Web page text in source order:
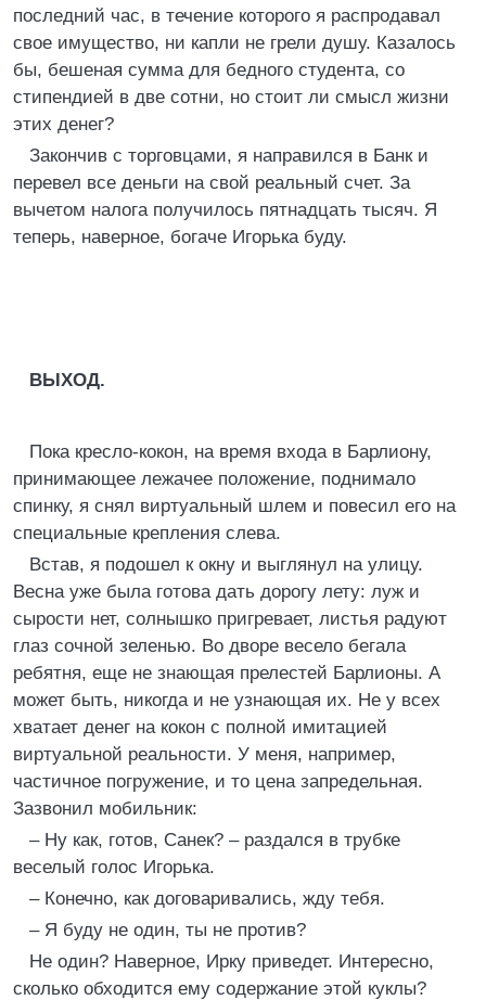
последний час, в течение которого я распродавал
свое имущество, ни капли не грели душу. Казалось
бы, бешеная сумма для бедного студента, со
стипендией в две сотни, но стоит ли смысл жизни
этих денег?
Закончив с торговцами, я направился в Банк и
перевел все деньги на свой реальный счет. За
вычетом налога получилось пятнадцать тысяч. Я
теперь, наверное, богаче Игорька буду.
ВЫХОД.
Пока кресло-кокон, на время входа в Барлиону,
принимающее лежачее положение, поднимало
спинку, я снял виртуальный шлем и повесил его на
специальные крепления слева.
Встав, я подошел к окну и выглянул на улицу.
Весна уже была готова дать дорогу лету: луж и
сырости нет, солнышко пригревает, листья радуют
глаз сочной зеленью. Во дворе весело бегала
ребятня, еще не знающая прелестей Барлионы. А
может быть, никогда и не узнающая их. Не у всех
хватает денег на кокон с полной имитацией
виртуальной реальности. У меня, например,
частичное погружение, и то цена запредельная.
Зазвонил мобильник:
– Ну как, готов, Санек? – раздался в трубке
веселый голос Игорька.
– Конечно, как договаривались, жду тебя.
– Я буду не один, ты не против?
Не один? Наверное, Ирку приведет. Интересно,
сколько обходится ему содержание этой куклы?